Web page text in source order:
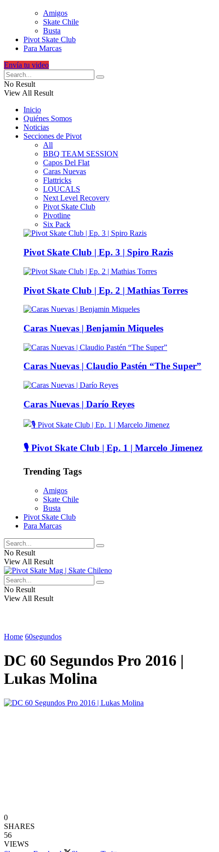
Amigos
Skate Chile
Busta
Pivot Skate Club
Para Marcas
Envía tu video
No Result
View All Result
Inicio
Quiénes Somos
Noticias
Secciones de Pivot
All
BBQ TEAM SESSION
Capos Del Flat
Caras Nuevas
Flattricks
LOUCALS
Next Level Recovery
Pivot Skate Club
Pivotline
Six Pack
Pivot Skate Club | Ep. 3 | Spiro Razis
Pivot Skate Club | Ep. 2 | Mathias Torres
Caras Nuevas | Benjamin Miqueles
Caras Nuevas | Claudio Pastén “The Super”
Caras Nuevas | Darío Reyes
🎙️ Pivot Skate Club | Ep. 1 | Marcelo Jimenez
Trending Tags
Amigos
Skate Chile
Busta
Pivot Skate Club
Para Marcas
No Result
View All Result
No Result
View All Result
Home 60segundos
DC 60 Segundos Pro 2016 |
Lukas Molina
0
SHARES
56
VIEWS